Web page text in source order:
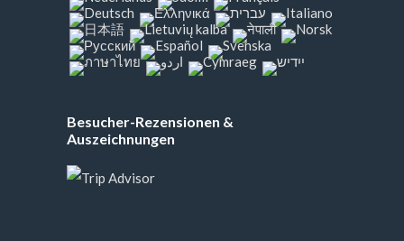
Besucher-Rezensionen &
Auszeichnungen